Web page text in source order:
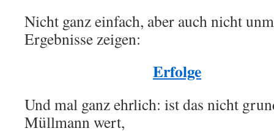
Nicht ganz einfach, aber auch nicht
Ergebnisse zeigen:
Erfolge
Und mal ganz ehrlich: ist das nicht
Müllmann wert,